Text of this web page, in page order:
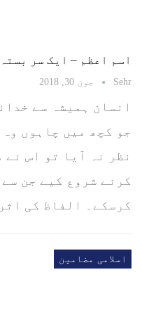
اسم اعظم – ایک سر
Sehr جون 30, 2018
انسان ہمیشہ سے
جو کچھ میں چاہوں
نظر نہ آیا تو اس نے
کرنے شروع کیے جن
کرسکے۔ الفاظ کی
اسلامی مضامین